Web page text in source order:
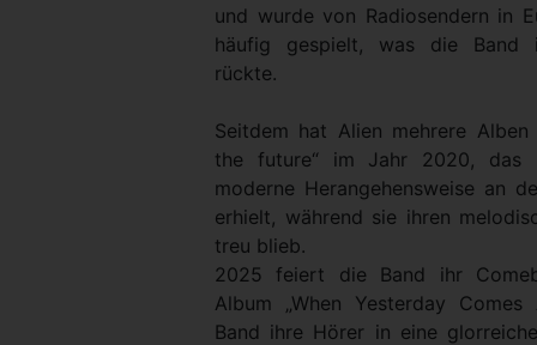
und wurde von Radiosendern in
häufig gespielt, was die Band
rückte.
Seitdem hat Alien mehrere
the future“ im Jahr 2020, das
moderne Herangehensweise an
erhielt, während sie ihren
treu blieb.
2025 feiert die Band ihr
Album „When Yesterday
Band ihre Hörer in eine